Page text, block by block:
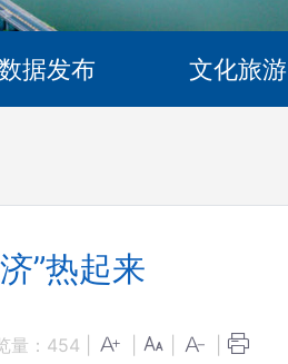
据发布 文化旅游
”热起来
量： 454